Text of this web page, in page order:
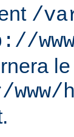
/